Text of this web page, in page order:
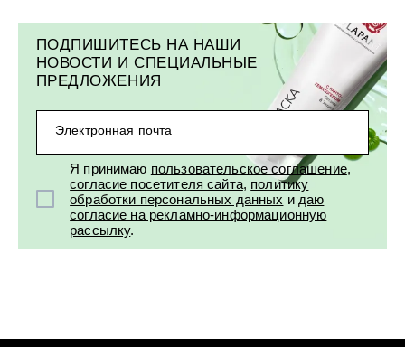
ПОДПИШИТЕСЬ НА НАШИ
НОВОСТИ И СПЕЦИАЛЬНЫЕ
ПРЕДЛОЖЕНИЯ
Электронная почта
Я принимаю пользовательское соглашение,
согласие посетителя сайта, политику
обработки персональных данных и даю
согласие на рекламно-информационную
рассылку.